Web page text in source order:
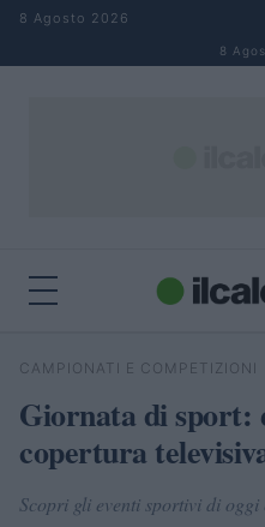
Salta al contenuto
8 Agosto 2026
8
Cerca
CAMPIONATI E COMPETIZIONI
Giornata di sport:
copertura
Scopri gli eventi sportivi di